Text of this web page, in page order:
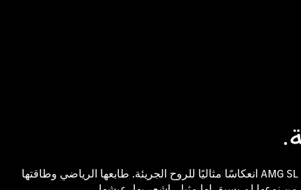
تعد سيارة مرسيدس AMG SL Roadster انعكاسًا مثاليًا للروح الجريئة. طابعها الرياضي وطاقتها